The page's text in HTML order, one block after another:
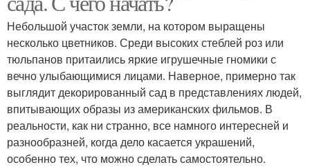
Небольшой участок земли, на котором выращены
несколько цветников. Среди высоких стеблей роз или
тюльпанов притаились яркие игрушечные гномики с
вечно улыбающимися лицами. Наверное, примерно так
выглядит декорированный сад в представлениях людей,
впитывающих образы из американских фильмов. В
реальности, как ни странно, все намного интересней и
разнообразней, когда дело касается украшений,
особенно тех, что можно сделать самостоятельно.